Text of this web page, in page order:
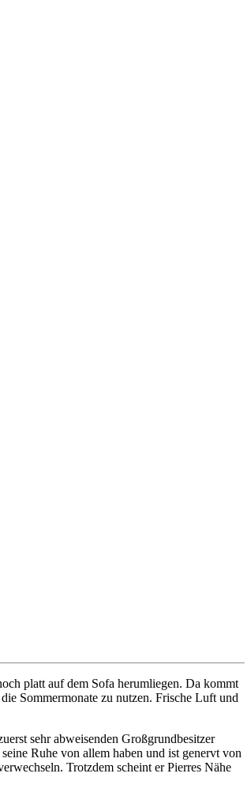
platt auf dem Sofa herumliegen. Da kommt
Sommermonate zu nutzen. Frische Luft und
sehr abweisenden Großgrundbesitzer
Ruhe von allem haben und ist genervt von
Trotzdem scheint er Pierres Nähe